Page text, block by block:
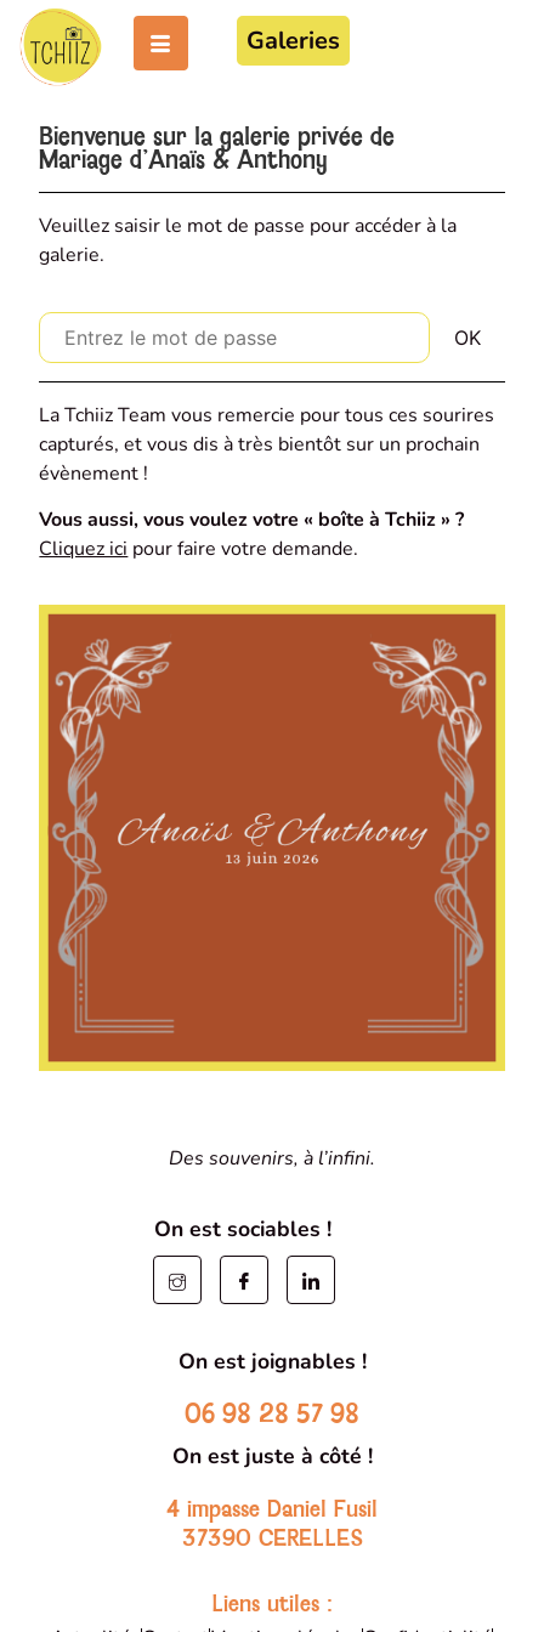
Galeries
Bienvenue sur la galerie privée de
Mariage d'Anaïs & Anthony
Veuillez saisir le mot de passe pour accéder à la
galerie.
La Tchiiz Team vous remercie pour tous ces sourires
capturés, et vous dis à très bientôt sur un prochain
évènement !
Vous aussi, vous voulez votre « boîte à Tchiiz » ?
Cliquez ici pour faire votre demande.
Des souvenirs, à l’infini.
On est sociables !
On est joignables !
06 98 28 57 98
On est juste à côté !
4 impasse Daniel Fusil
37390 CERELLES
Liens utiles :